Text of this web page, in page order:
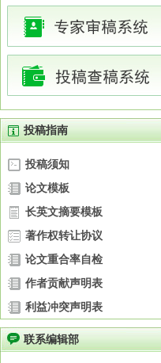
投稿指南
投稿须知
论文模板
长英文摘要模板
著作权转让协议
论文重合率自检
作者贡献声明表
利益冲突声明表
联系编辑部